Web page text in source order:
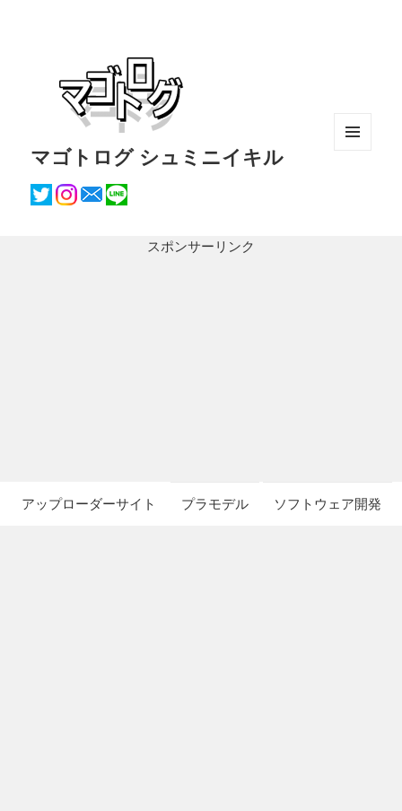
マゴトログ シュミニイキル
スポンサーリンク
アップローダーサイト プラモデル ソフトウェア開発